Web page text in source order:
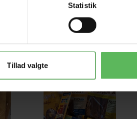
Statistik
Tillad valgtePopulær